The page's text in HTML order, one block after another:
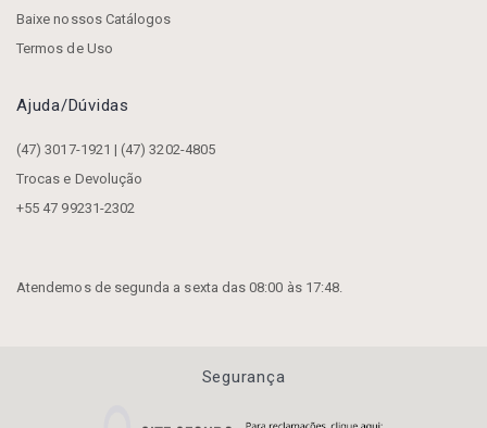
Baixe nossos Catálogos
Termos de Uso
Ajuda/dúvidas
(47) 3017-1921 | (47) 3202-4805
Trocas e Devolução
+55 47 99231-2302
Atendemos de segunda a sexta das 08:00 às 17:48.
Segurança